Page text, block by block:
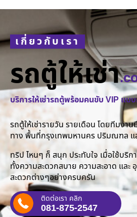
เกี่ยวกับเรา
รถตู้ให้เช่า
บริการให้เช่ารถตู้พร้อมคนขับ VIP แบ
รถตู้ให้เช่ารายวัน รายเดือน โดยทีมงา
ทาง พื้นที่กรุงเทพมหานคร ปริมณฑล แ
ทริป ไหนๆ ก็ สนุก ประทับใจ เมื่อใช้บริก
ทั้งความสะดวกสบาย ความสะอาด แล
สะดวกต่างๆอย่างครบครัน
ติดต่อเรา คลิก
081-875-2547